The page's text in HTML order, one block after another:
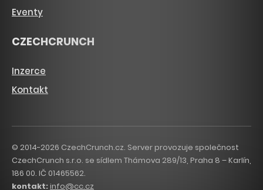
Eventy
CZECHCRUNCH
Inzerce
Kontakt
© 2014-2026 CzechCrunch.cz. Server provozuje společnost
CzechCrunch s.r.o. se sídlem Thámova 289/13, Praha 8 – Karlín,
186 00. IČ 01465562.
kontakt:info@cc.cz